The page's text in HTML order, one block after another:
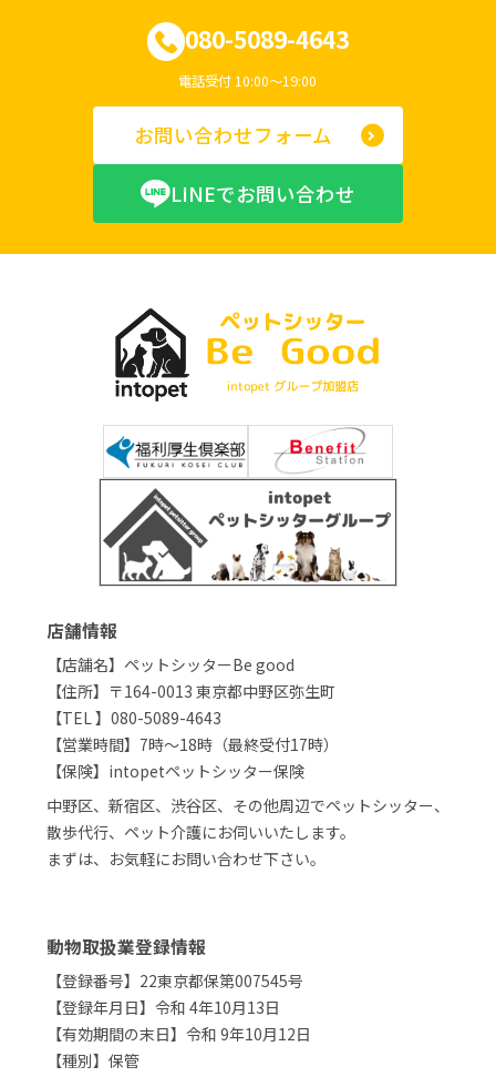
080-5089-4643
電話受付 10:00〜19:00
お問い合わせフォーム
LINEでお問い合わせ
店舗情報
【店舗名】ペットシッターBe good
【住所】〒164-0013 東京都中野区弥生町
【TEL 】080-5089-4643
【営業時間】7時〜18時（最終受付17時）
【保険】intopetペットシッター保険
中野区、新宿区、渋谷区、その他周辺でペットシッター、
散歩代行、ペット介護にお伺いいたします。
まずは、お気軽にお問い合わせ下さい。
動物取扱業登録情報
【登録番号】22東京都保第007545号
【登録年月日】令和 4年10月13日
【有効期間の末日】令和 9年10月12日
【種別】保管